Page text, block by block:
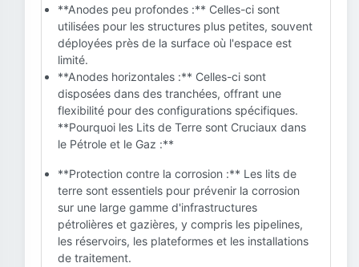
**Anodes peu profondes :** Celles-ci sont
utilisées pour les structures plus petites, souvent
déployées près de la surface où l'espace est
limité.
**Anodes horizontales :** Celles-ci sont
disposées dans des tranchées, offrant une
flexibilité pour des configurations spécifiques.
**Pourquoi les Lits de Terre sont Cruciaux dans
le Pétrole et le Gaz :**
**Protection contre la corrosion :** Les lits de
terre sont essentiels pour prévenir la corrosion
sur une large gamme d'infrastructures
pétrolières et gazières, y compris les pipelines,
les réservoirs, les plateformes et les installations
de traitement.